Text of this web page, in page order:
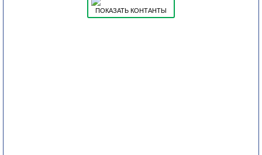
ПОКАЗАТЬ КОНТАНТЫ